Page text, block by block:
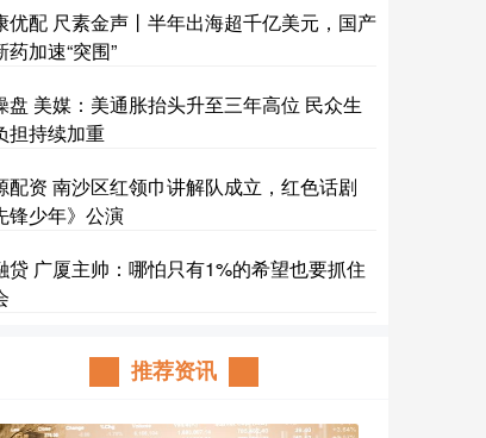
优配 尺素金声丨半年出海超千亿美元，国产
药加速“突围”
盘 美媒：美通胀抬头升至三年高位 民众生
担持续加重
配资 南沙区红领巾讲解队成立，红色话剧
锋少年》公演
贷 广厦主帅：哪怕只有1%的希望也要抓住
推荐资讯